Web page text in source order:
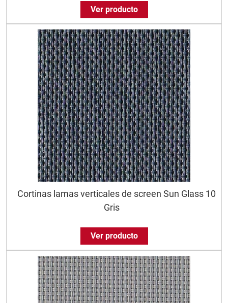
Ver producto
Cortinas lamas verticales de screen Sun Glass 10
Gris
Ver producto